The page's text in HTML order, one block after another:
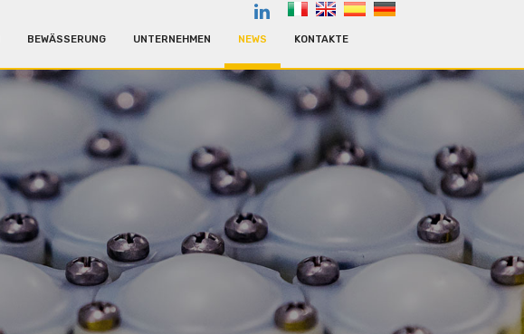
BEWÄSSERUNG UNTERNEHMEN NEWS KONTAKTE